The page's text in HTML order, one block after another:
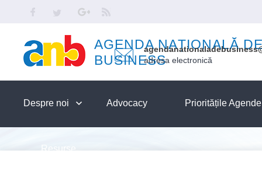
Facebook
Twitter Google
AGENDA NAȚIONALĂ
BUSINESSadresa electronică
Despre noi Advocacy Prioritățile
Resurse